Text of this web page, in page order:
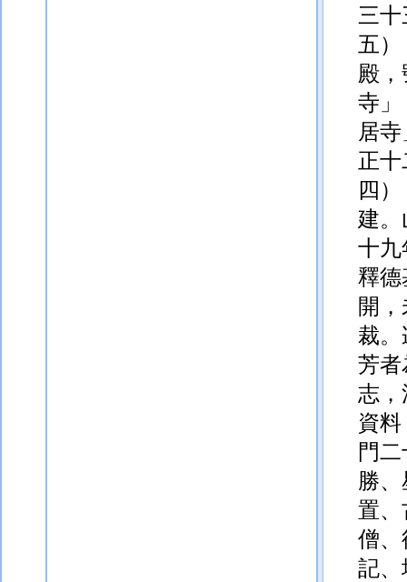
三
五
殿
寺」
居
正十
四
建
十九
釋德
開
裁
芳者
志，
資
門
勝
置、
僧、
記、